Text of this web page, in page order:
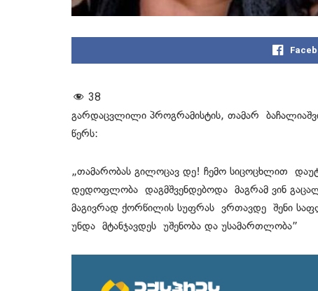
38
გარდაცვლილი პროგრამისტის, თამარ
წერს:
„თამარობას გილოცავ დე! ჩემო სიცოცხლით
დედოფლობა დაგმშვენდებოდა მაგრამ ვინ
მაგივრად ქორწილის სუფრას ვრთავდე შენი
უნდა მტანჯავდეს უშენობა და უსამართლობა”